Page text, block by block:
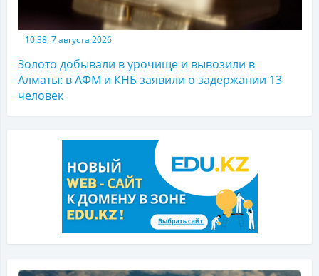
10:38, 7 августа 2026
Золото добывали в урочище и вывозили в
Алматы: в АФМ и КНБ заявили о задержании 13
человек